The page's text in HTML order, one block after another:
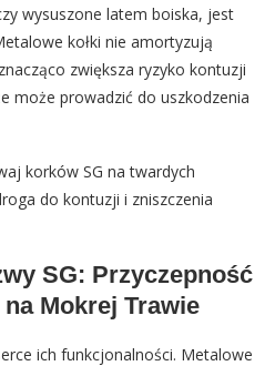
wysuszone latem boiska, jest
kołki nie amortyzują
zwiększa ryzyko kontuzji
może prowadzić do uszkodzenia
korków SG na twardych
do kontuzji i zniszczenia
SG: Przyczepność
Mokrej Trawie
ich funkcjonalności. Metalowe